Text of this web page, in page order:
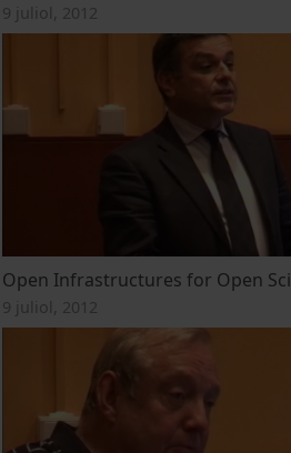
9 juliol, 2012
Open Infrastructures for Open
9 juliol, 2012